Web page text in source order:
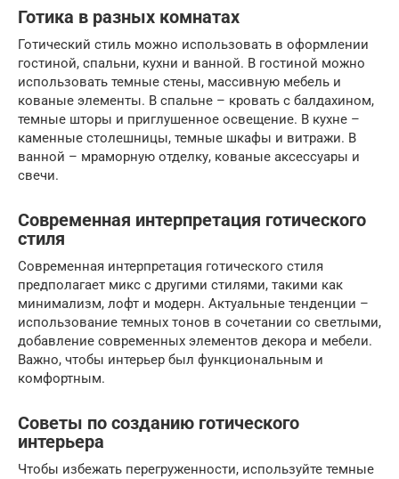
Готика в разных комнатах
Готический стиль можно использовать в оформлении
гостиной, спальни, кухни и ванной. В гостиной можно
использовать темные стены, массивную мебель и
кованые элементы. В спальне – кровать с балдахином,
темные шторы и приглушенное освещение. В кухне –
каменные столешницы, темные шкафы и витражи. В
ванной – мраморную отделку, кованые аксессуары и
свечи.
Современная интерпретация готического
стиля
Современная интерпретация готического стиля
предполагает микс с другими стилями, такими как
минимализм, лофт и модерн. Актуальные тенденции –
использование темных тонов в сочетании со светлыми,
добавление современных элементов декора и мебели.
Важно, чтобы интерьер был функциональным и
комфортным.
Советы по созданию готического
интерьера
Чтобы избежать перегруженности, используйте темные